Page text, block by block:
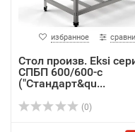
избранное
Стол произв. Eksi
СПБП 600/600-с
("Стандарт&qu...
(0)